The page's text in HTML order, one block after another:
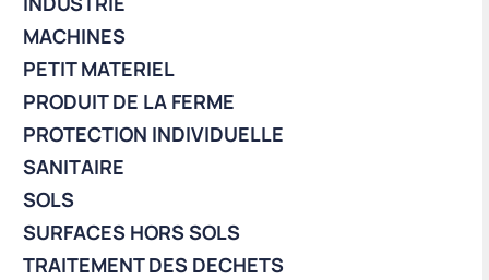
MACHINES
PETIT MATERIEL
PRODUIT DE LA FERME
PROTECTION INDIVIDUELLE
SANITAIRE
SOLS
SURFACES HORS SOLS
TRAITEMENT DES DECHETS